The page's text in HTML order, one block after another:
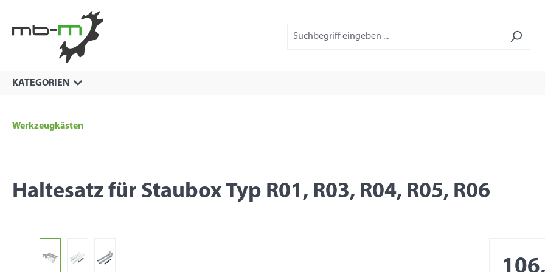
Zur Hauptnavigation springen
KATEGORIEN
Werkzeugkästen
Haltesatz für Staubox Typ R01, R03, R04, R05, R06